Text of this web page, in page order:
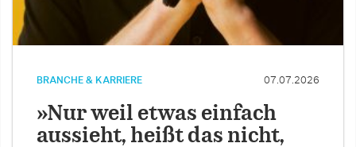
BRANCHE & KARRIERE 07.07.2026
»Nur weil etwas einfach
aussieht, heißt das nicht,